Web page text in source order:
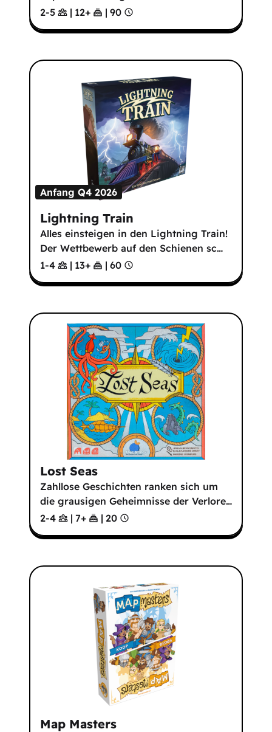
2-5
| 12+ | 90
Anfang Q4 2026
Lightning Train
Alles einsteigen in den Lightning Train!
Der Wettbewerb auf den Schienen sc…
1-4
| 13+ | 60
Lost Seas
Zahllose Geschichten ranken sich um
die grausigen Geheimnisse der Verlore…
2-4
| 7+ | 20
Map Masters